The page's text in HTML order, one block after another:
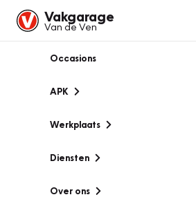
Vakgarage
Van de Ven
Occasions
APK
Werkplaats
Diensten
Over ons